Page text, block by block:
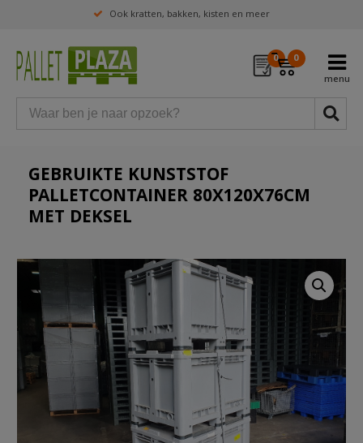
Ook kratten, bakken, kisten en meer
0 0
GEBRUIKTE KUNSTSTOF
PALLETCONTAINER 80X120X76CM
MET DEKSEL